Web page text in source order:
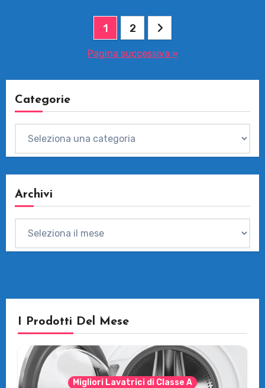
Paginazione
articoli
1 2
Pagina successiva »
Categorie
Archivi
I Prodotti Del Mese
Migliori Lavatrici di Classe A